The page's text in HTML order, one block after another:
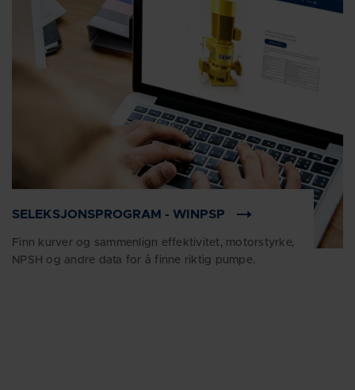
SELEKSJONSPROGRAM - WINPSP
Finn kurver og sammenlign effektivitet, motorstyrke,
NPSH og andre data for å finne riktig pumpe.